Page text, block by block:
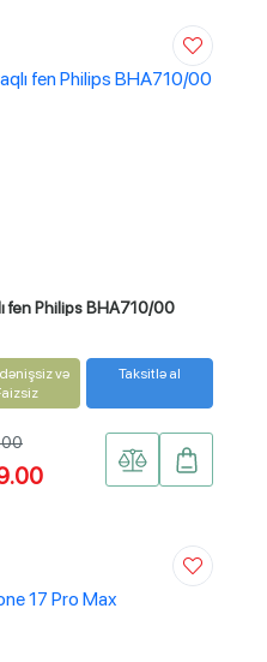
fen Philips BHA710/00
və
Taksitlə al